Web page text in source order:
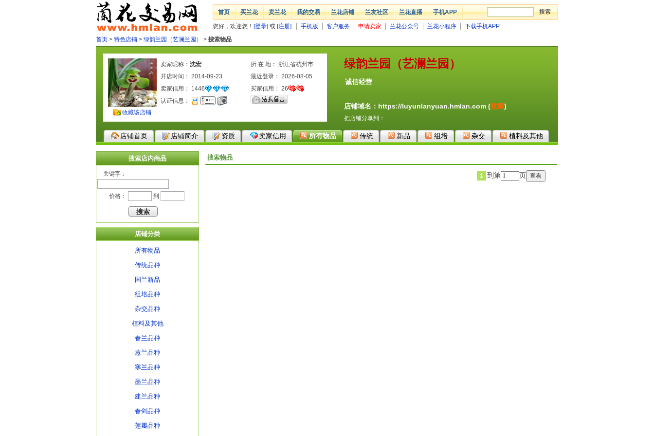
首页 买兰花 卖兰花 我的交易 兰花店铺 兰友社区 兰花直播 手机APP
您好，欢迎您！ [登录] 或 [注册] 手机版 客户服务 申请卖家 兰花公众号 兰花小程序
下载手机APP
首页 > 特色店铺 > 绿韵兰园（艺澜兰园） > 搜索物品
绿韵兰园（艺澜兰园）
诚信经营
店铺域名：https://luyunlanyuan.hmlan.com (收藏)
把店铺分享到：
收藏该店铺
卖家昵称： 沈宏
所 在 地： 浙江省杭州市
开店时间： 2014-09-23
最近登录： 2026-08-05
卖家信用： 1446 买家信用： 26
认证信息：
店铺首页 店铺简介 资质 卖家信用 所有物品 传统 新品 组培 杂交 植料及其他
搜索店内商品
关键字：
价格： 到
店铺分类
所有物品
传统品种
国兰新品
组培品种
杂交品种
植料及其他
春兰品种
蕙兰品种
寒兰品种
墨兰品种
建兰品种
春剑品种
莲瓣品种
搜索物品
1 到第 页